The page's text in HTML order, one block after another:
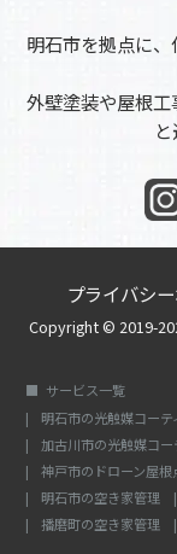
明石市を拠点に
外壁塗装や屋根
プライバシ
Copyright © 2019-
サービス一覧
明石市の光触媒コーテ
加古川市の光触媒コー
神戸市のドローン屋根
明石市の空き家管理
播磨町の空き家管理